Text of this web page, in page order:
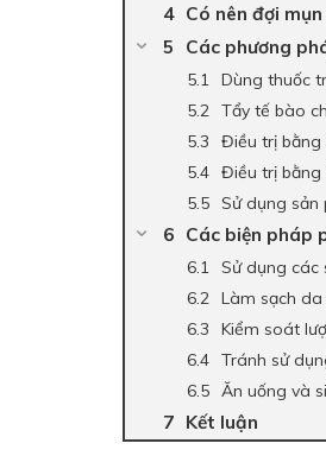
Có nên đợi
Các phương
Dùng thuốc
Tẩy tế bào
Điều trị bằng
Điều trị bằng
Sử dụng sản
Các biện pháp
Sử dụng các
Làm sạch
Kiểm soát
Tránh sử
Ăn uống và
Kết luận